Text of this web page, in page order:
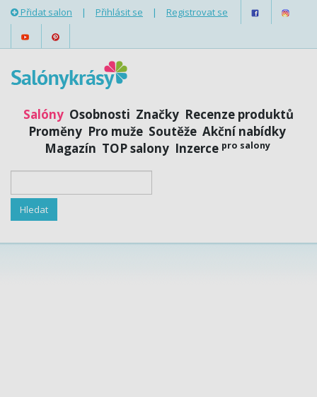
Přidat salon | Přihlásit se | Registrovat se
Salóny Osobnosti Značky Recenze produktů
Proměny Pro muže Soutěže Akční nabídky
Magazín TOP salony Inzerce pro salony